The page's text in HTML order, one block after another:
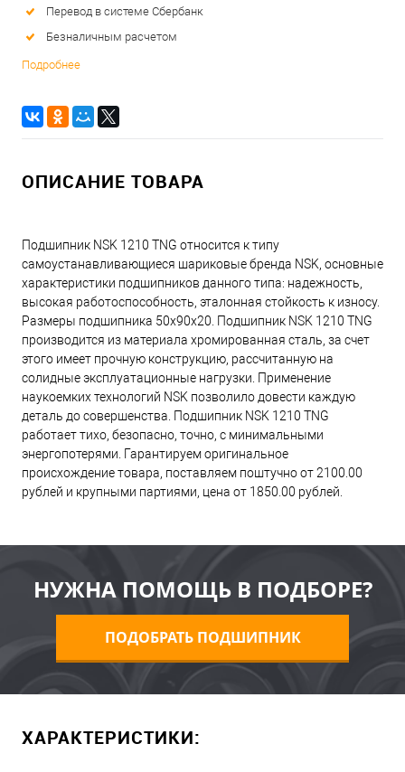
Перевод в системе Сбербанк
Безналичным расчетом
Подробнее
ОПИСАНИЕ ТОВАРА
Подшипник NSK 1210 TNG относится к типу
самоустанавливающиеся шариковые бренда NSK, основные
характеристики подшипников данного типа: надежность,
высокая работоспособность, эталонная стойкость к износу.
Размеры подшипника 50x90x20. Подшипник NSK 1210 TNG
производится из материала хромированная сталь, за счет
этого имеет прочную конструкцию, рассчитанную на
солидные эксплуатационные нагрузки. Применение
наукоемких технологий NSK позволило довести каждую
деталь до совершенства. Подшипник NSK 1210 TNG
работает тихо, безопасно, точно, с минимальными
энергопотерями. Гарантируем оригинальное
происхождение товара, поставляем поштучно от 2100.00
рублей и крупными партиями, цена от 1850.00 рублей.
НУЖНА ПОМОЩЬ В ПОДБОРЕ?
ПОДОБРАТЬ ПОДШИПНИК
ХАРАКТЕРИСТИКИ: